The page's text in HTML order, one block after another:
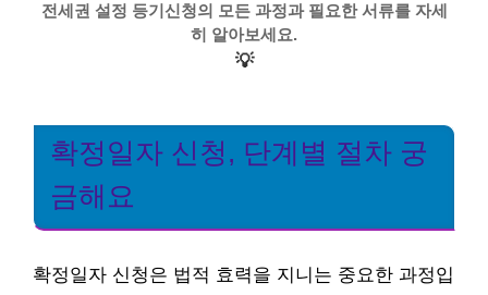
전세권 설정 등기신청의 모든 과정과 필요한 서류를 자세
히 알아보세요.
💡
확정일자 신청, 단계별 절차 궁
금해요
확정일자 신청은 법적 효력을 지니는 중요한 과정입